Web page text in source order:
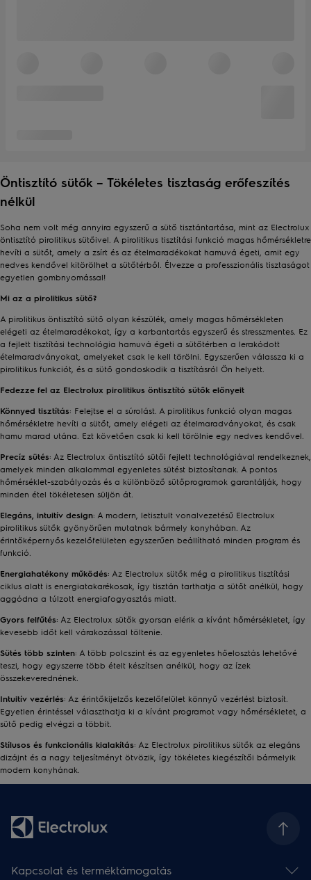
Öntisztító sütők – Tökéletes tisztaság erőfeszítés
nélkül
Soha nem volt még annyira egyszerű a sütő tisztántartása, mint az Electrolux
öntisztító pirolitikus sütőivel. A pirolitikus tisztítási funkció magas hőmérsékletre
hevíti a sütőt, amely a zsírt és az ételmaradékokat hamuvá égeti, amit egy
nedves kendővel kitörölhet a sütőtérből. Élvezze a professzionális tisztaságot
egyetlen gombnyomással!
Mi az a pirolitikus sütő?
A pirolitikus öntisztító sütő olyan készülék, amely magas hőmérsékleten
elégeti az ételmaradékokat, így a karbantartás egyszerű és stresszmentes. Ez
a fejlett tisztítási technológia hamuvá égeti a sütőtérben a lerakódott
ételmaradványokat, amelyeket csak le kell törölni. Egyszerűen válassza ki a
pirolitikus funkciót, és a sütő gondoskodik a tisztításról Ön helyett.
Fedezze fel az Electrolux pirolitikus öntisztító sütők előnyeit
Könnyed tisztítás: Felejtse el a súrolást. A pirolitikus funkció olyan magas
hőmérsékletre hevíti a sütőt, amely elégeti az ételmaradványokat, és csak
hamu marad utána. Ezt követően csak ki kell törölnie egy nedves kendővel.
Precíz sütés: Az Electrolux öntisztító sütői fejlett technológiával rendelkeznek,
amelyek minden alkalommal egyenletes sütést biztosítanak. A pontos
hőmérséklet-szabályozás és a különböző sütőprogramok garantálják, hogy
minden étel tökéletesen süljön át.
Elegáns, intuitív design: A modern, letisztult vonalvezetésű Electrolux
pirolitikus sütők gyönyörűen mutatnak bármely konyhában. Az
érintőképernyős kezelőfelületen egyszerűen beállítható minden program és
funkció.
Energiahatékony működés: Az Electrolux sütők még a pirolitikus tisztítási
ciklus alatt is energiatakarékosak, így tisztán tarthatja a sütőt anélkül, hogy
aggódna a túlzott energiafogyasztás miatt.
Gyors felfűtés: Az Electrolux sütők gyorsan elérik a kívánt hőmérsékletet, így
kevesebb időt kell várakozással töltenie.
Sütés több szinten: A több polcszint és az egyenletes hőelosztás lehetővé
teszi, hogy egyszerre több ételt készítsen anélkül, hogy az ízek
összekeverednének.
Intuitív vezérlés: Az érintőkijelzős kezelőfelület könnyű vezérlést biztosít.
Egyetlen érintéssel választhatja ki a kívánt programot vagy hőmérsékletet, a
sütő pedig elvégzi a többit.
Stílusos és funkcionális kialakítás: Az Electrolux pirolitikus sütők az elegáns
dizájnt és a nagy teljesítményt ötvözik, így tökéletes kiegészítői bármelyik
modern konyhának.
Kapcsolat és terméktámogatás